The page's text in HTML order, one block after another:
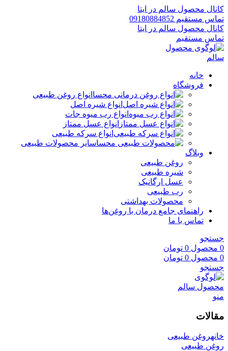
کانال محصول سالم در ایتا
تماس مستقیم 09180884852
کانال محصول سالم در ایتا
تماس مستقیم
خانه
فروشگاه
انواع روغن طبیعی
انواع شیره اصل
انواع رب میوه جات
انواع عسل ممتاز
انواع سرکه طبیعی
سایر محصولات طبیعی
وبلاگ
روغن طبیعی
شیره طبیعی
عسل ارگانیک
رب طبیعی
محصولات بهداشتی
راهنمای جامع درمان با روغن‌ها
تماس با ما
جستجو
0 محصول 0 تومان
0 محصول 0 تومان
جستجو
منو
مقالات
خانهروغن طبیعی
روغن طبیعی